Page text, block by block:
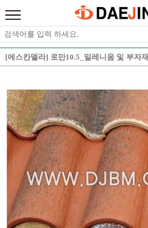
[에스칸델라] 로만10.5_밀레니움 및 부자재